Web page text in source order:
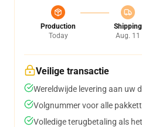
Production
Today
Shipping
Aug. 11
Veilige transactie
Wereldwijde levering aan uw
Volgnummer voor alle
Volledige terugbetaling als